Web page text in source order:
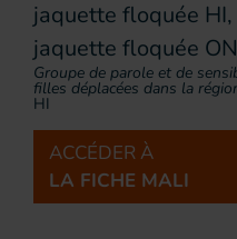
Groupe de parole et de
filles déplacées dans la
HI
ACCÉDER À
LA FICHE MALI